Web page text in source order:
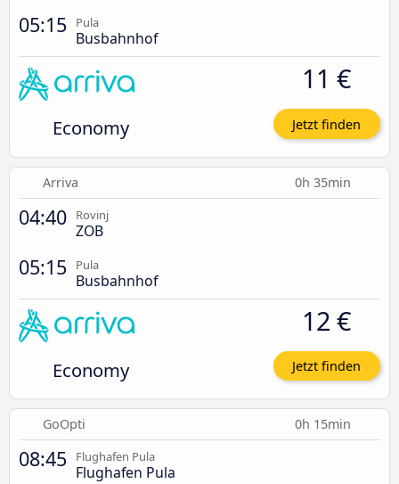
05:15 Pula
Busbahnhof
Economy
11 €
Jetzt finden
Arriva 0h 35min
04:40 Rovinj
ZOB
05:15 Pula
Busbahnhof
Economy
12 €
Jetzt finden
GoOpti 0h 15min
08:45 Flughafen Pula
Flughafen Pula